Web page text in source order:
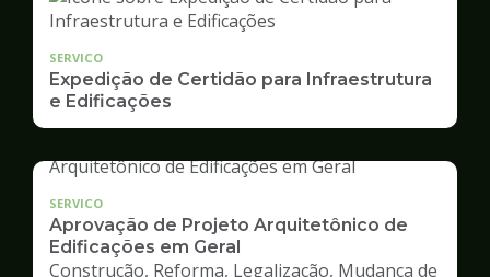
SERVICO
Expedição de Certidão para Infraestrutura
e Edificações
SERVICO
Aprovação de Projeto Arquitetônico de
Edificações em Geral
Construção, Reforma, Legalização, Mudança de